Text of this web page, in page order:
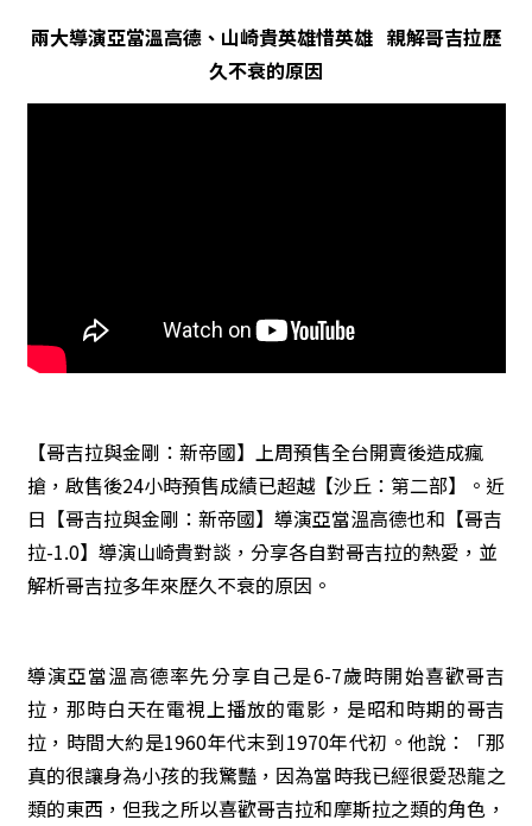
兩大導演亞當溫高德、山崎貴英雄惜英雄 親解哥吉拉歷
久不衰的原因
【哥吉拉與金剛：新帝國】上周預售全台開賣後造成瘋
搶，啟售後24小時預售成績已超越【沙丘：第二部】。近
日【哥吉拉與金剛：新帝國】導演亞當溫高德也和【哥吉
拉-1.0】導演山崎貴對談，分享各自對哥吉拉的熱愛，並
解析哥吉拉多年來歷久不衰的原因。
導演亞當溫高德率先分享自己是6-7歲時開始喜歡哥吉
拉，那時白天在電視上播放的電影，是昭和時期的哥吉
拉，時間大約是1960年代末到1970年代初。他說：「那
真的很讓身為小孩的我驚豔，因為當時我已經很愛恐龍之
類的東西，但我之所以喜歡哥吉拉和摩斯拉之類的角色，